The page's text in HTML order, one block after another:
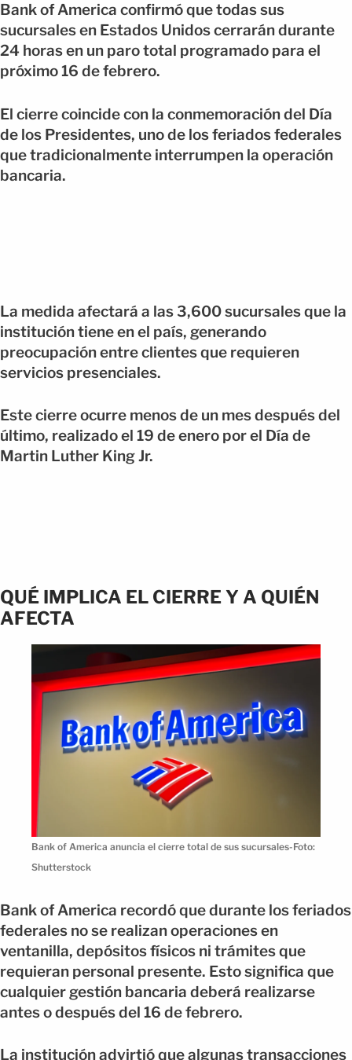
Bank of America confirmó que todas sus
sucursales en Estados Unidos cerrarán durante
24 horas en un paro total programado para el
próximo 16 de febrero.
El cierre coincide con la conmemoración del Día
de los Presidentes, uno de los feriados federales
que tradicionalmente interrumpen la operación
bancaria.
La medida afectará a las 3,600 sucursales que la
institución tiene en el país, generando
preocupación entre clientes que requieren
servicios presenciales.
Este cierre ocurre menos de un mes después del
último, realizado el 19 de enero por el Día de
Martin Luther King Jr.
QUÉ IMPLICA EL CIERRE Y A QUIÉN
AFECTA
Bank of America anuncia el cierre total de sus sucursales-Foto:
Shutterstock
Bank of America recordó que durante los feriados
federales no se realizan operaciones en
ventanilla, depósitos físicos ni trámites que
requieran personal presente. Esto significa que
cualquier gestión bancaria deberá realizarse
antes o después del 16 de febrero.
La institución advirtió que algunas transacciones